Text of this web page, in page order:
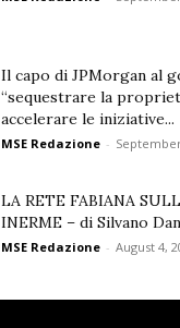
Il capo di JPMorgan al
“sequestrare la
accelerare le iniziative...
MSE Redazione -
LA RETE FABIANA
INERME – di Silvano
MSE Redazione - August 4,